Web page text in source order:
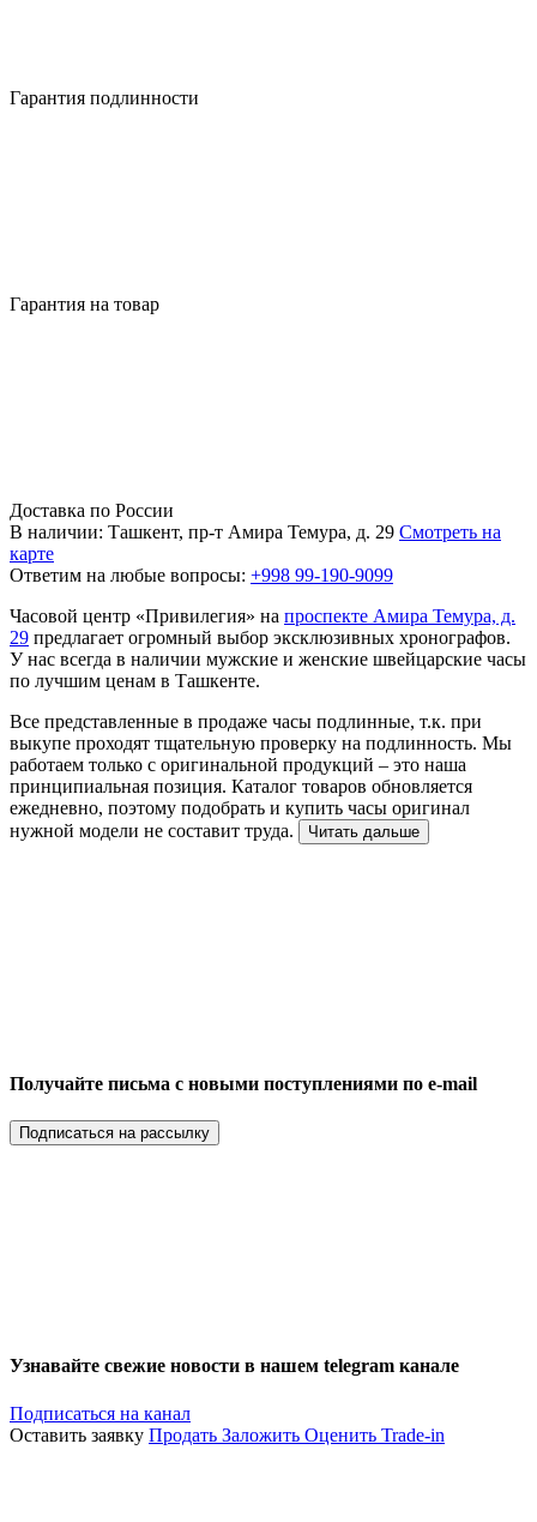
Гарантия подлинности
Гарантия на товар
Доставка по России
В наличии: Ташкент, пр-т Амира Темура, д. 29 Смотреть на
карте
Ответим на любые вопросы: +998 99-190-9099
Часовой центр «Привилегия» на проспекте Амира Темура, д.
29 предлагает огромный выбор эксклюзивных хронографов.
У нас всегда в наличии мужские и женские швейцарские часы
по лучшим ценам в Ташкенте.
Все представленные в продаже часы подлинные, т.к. при
выкупе проходят тщательную проверку на подлинность. Мы
работаем только с оригинальной продукций – это наша
принципиальная позиция. Каталог товаров обновляется
ежедневно, поэтому подобрать и купить часы оригинал
нужной модели не составит труда.
Читать дальше
Получайте письма с новыми поступлениями по e-mail
Подписаться на рассылку
Узнавайте свежие новости в нашем telegram канале
Подписаться на канал
Оставить заявку Продать Заложить Оценить Trade-in